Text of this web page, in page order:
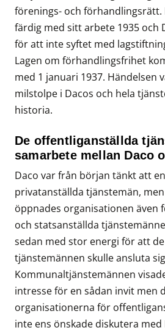
förenings- och
färdig med sitt arbete 1935 och
för att inte syftet med
Lagen om förhandlingsfrihet
med 1 januari 1937. Händelsen
milstolpe i Dacos och hela
historia.
De offentliganställda
samarbete mellan Daco
Daco var från början tänkt att
privatanställda tjänstemän,
öppnades organisationen även
och statsanställda
sedan med stor energi för att
tjänstemännen skulle ansluta
Kommunaltjänstemännen
intresse för en sådan invit men
organisationerna för
inte ens önskade diskutera med